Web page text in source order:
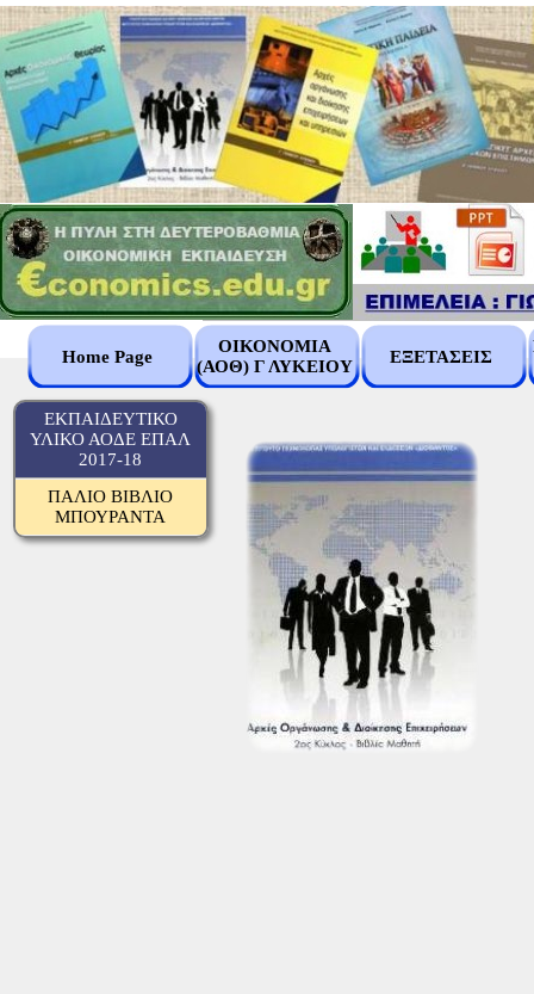
Home Page
ΟΙΚΟΝΟΜΙΑ
(ΑΟΘ) Γ ΛΥΚΕΙΟΥ
ΕΞΕΤΑΣΕΙΣ
ΕΚΠΑΙΔΕΥΤΙΚΟ
ΥΛΙΚΟ ΑΟΔΕ ΕΠΑΛ
2017-18
ΠΑΛΙΟ ΒΙΒΛΙΟ
ΜΠΟΥΡΑΝΤΑ